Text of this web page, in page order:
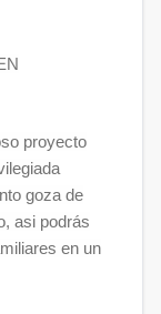
proyecto
goza de
asi podrás
en un